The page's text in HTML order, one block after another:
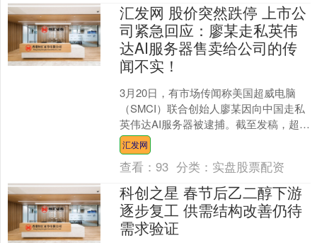
汇发网 股价突然跌停 上市公
司紧急回应：廖某走私英伟
达AI服务器售卖给公司的传
闻不实！
3月20日，有市场传闻称美国超威电脑
（SMCI）联合创始人廖某因向中国走私
英伟达AI服务器被逮捕。截至发稿，超威
电脑盘前股价大跌超23%。 该传闻波及
多家A股公....
汇发网
查看：93 分类： 实盘股票配资
科创之星 春节后乙二醇下游
逐步复工 供需结构改善仍待
需求验证